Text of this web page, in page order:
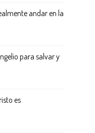
andar en la
para salvar y
es